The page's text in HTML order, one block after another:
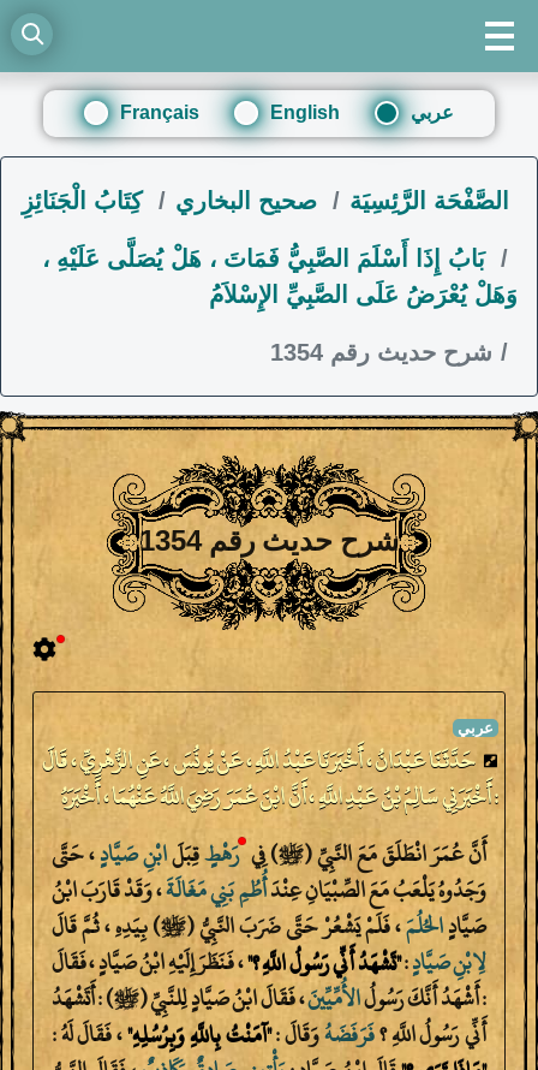
Français English عربي
الصَّفْحَة الرَّئِسِيَة صحيح البخاري كِتَابُ الْجَنَائِزِ
بَابُ إِذَا أَسْلَمَ الصَّبِيُّ فَمَاتَ ، هَلْ يُصَلَّى عَلَيْهِ ،
وَهَلْ يُعْرَضُ عَلَى الصَّبِيِّ الإِسْلاَمُ
شرح حديث رقم 1354
شرح حديث رقم 1354
حَدَّثَنَا عَبْدَانُ ، أَخْبَرَنَا عَبْدُ اللَّهِ ، عَنْ يُونُسَ ، عَنِ الزُّهْرِيِّ ، قَالَ
: أَخْبَرَنِي سَالِمُ بْنُ عَبْدِ اللَّهِ ، أَنَّ ابْنَ عُمَرَ رَضِيَ اللَّهُ عَنْهُمَا ، أَخْبَرَهُ
أَنَّ عُمَرَ انْطَلَقَ مَعَ النَّبِيِّ (ﷺ) فِي رَهْطٍقِبَلَابْنِصَيَّادٍ، حَتَّى
وَجَدُوهُ يَلْعَبُ مَعَ الصِّبْيَانِ عِنْدَأُطُمِبَنِيمَغَالَةَ، وَقَدْ قَارَبَ ابْنُ
صَيَّادٍالحُلُمَ، فَلَمْ يَشْعُرْ حَتَّى ضَرَبَ النَّبِيُّ (ﷺ) بِيَدِهِ ، ثُمَّ قَالَ
لِابْنِصَيَّادٍ:"‎تَشْهَدُ أَنِّي رَسُولُ اللَّهِ ؟"
، فَنَظَرَ إِلَيْهِ ابْنُ صَيَّادٍ ، فَقَالَ
: أَشْهَدُ أَنَّكَ رَسُولُالأُمِّيِّينَ، فَقَالَ ابْنُ صَيَّادٍ لِلنَّبِيِّ (ﷺ) : أَتَشْهَدُ
أَنِّي رَسُولُ اللَّهِ ؟فَرَفَضَهُوَقَالَ :"‎آمَنْتُ بِاللَّهِ وَبِرُسُلِهِ"
، فَقَالَ لَهُ :